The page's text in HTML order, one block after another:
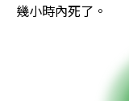
幾小時內死了。